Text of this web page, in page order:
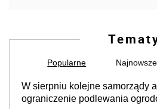
Popularne Najnowsze
W sierpniu kolejne samorządy
ograniczenie podlewania